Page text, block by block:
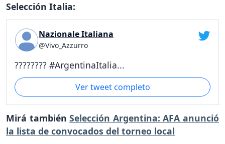
Selección Italia:
Nazionale Italiana
@Vivo_Azzurro
???????? #ArgentinaItalia...
Ver tweet completo
Mirá tambiénSelección Argentina: AFA anunció
la lista de convocados del torneo local